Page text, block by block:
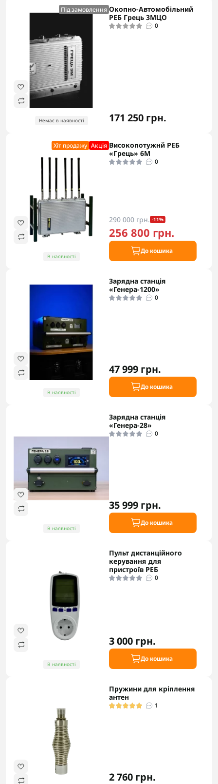
Під замовлення
Немає в наявності
Окопно-Автомобільний
РЕБ Грець 3MЦО
0
171 250 грн.
Хіт продажу Акцiя
В наявності
Високопотужнй РЕБ
«Грець» 6М
0
290 000 грн. -11%
256 800 грн.
До кошика
В наявності
Зарядна станція
«Генера-1200»
0
47 999 грн.
До кошика
В наявності
Зарядна станція
«Генера-28»
0
35 999 грн.
До кошика
В наявності
Пульт дистанційного
керування для
пристроїв РЕБ
0
3 000 грн.
До кошика
Пружини для кріплення
антен
1
2 760 грн.